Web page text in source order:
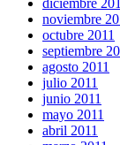
diciembre 2011
noviembre
octubre 2011
septiembre
agosto 2011
julio 2011
junio 2011
mayo 2011
abril 2011